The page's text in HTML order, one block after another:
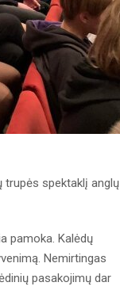
trupės spektaklį anglų
pamoka. Kalėdų
Nemirtingas
pasakojimų dar